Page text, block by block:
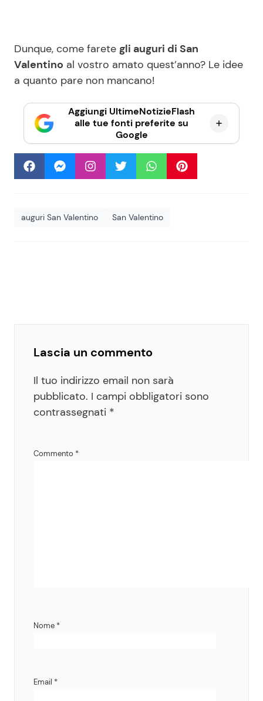
Dunque, come farete gli auguri di San
Valentino al vostro amato quest’anno? Le idee
a quanto pare non mancano!
Aggiungi UltimeNotizieFlash
alle tue fonti preferite su
Google
auguri San Valentino San Valentino
Lascia un commento
Il tuo indirizzo email non sarà
pubblicato. I campi obbligatori sono
contrassegnati *
Commento *
Nome *
Email *